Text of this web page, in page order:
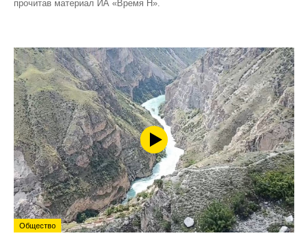
прочитав материал ИА «Время Н».
Общество